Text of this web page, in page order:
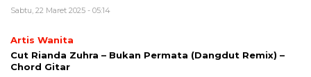
Sabtu, 22 Maret 2025 - 05:14
Artis Wanita
Cut Rianda Zuhra – Bukan Permata (Dangdut Remix) –
Chord Gitar